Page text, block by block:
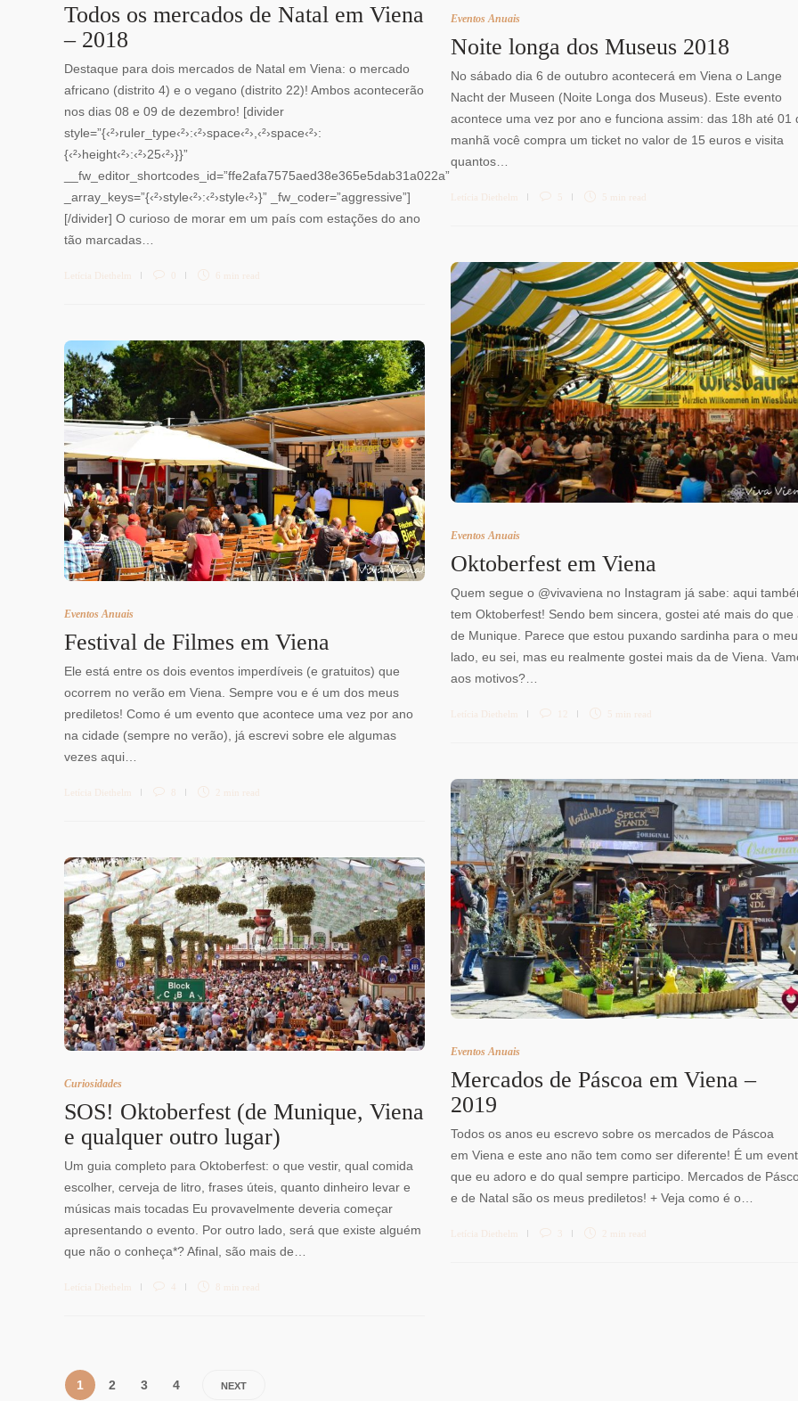
Todos os mercados de Natal em Viena
– 2018
Destaque para dois mercados de Natal em Viena: o mercado
africano (distrito 4) e o vegano (distrito 22)! Ambos acontecerão
nos dias 08 e 09 de dezembro! [divider
style=”{‹²›ruler_type‹²›:‹²›space‹²›,‹²›space‹²›:
{‹²›height‹²›:‹²›25‹²›}}”
__fw_editor_shortcodes_id=”ffe2afa7575aed38e365e5dab31a022a”
_array_keys=”{‹²›style‹²›:‹²›style‹²›}” _fw_coder=”aggressive”]
[/divider] O curioso de morar em um país com estações do ano
tão marcadas…
Letícia Diethelm 0 6 min read
Eventos Anuais
Noite longa dos Museus 2018
No sábado dia 6 de outubro acontecerá em Viena o Lange
Nacht der Museen (Noite Longa dos Museus). Este evento
acontece uma vez por ano e funciona assim: das 18h até 01
manhã você compra um ticket no valor de 15 euros e visita
quantos…
Letícia Diethelm 5 5 min read
Eventos Anuais
Oktoberfest em Viena
Quem segue o @vivaviena no Instagram já sabe: aqui
tem Oktoberfest! Sendo bem sincera, gostei até mais do que
de Munique. Parece que estou puxando sardinha para o meu
lado, eu sei, mas eu realmente gostei mais da de Viena.
aos motivos?…
Letícia Diethelm 12 5 min read
Eventos Anuais
Festival de Filmes em Viena
Ele está entre os dois eventos imperdíveis (e gratuitos) que
ocorrem no verão em Viena. Sempre vou e é um dos meus
prediletos! Como é um evento que acontece uma vez por ano
na cidade (sempre no verão), já escrevi sobre ele algumas
vezes aqui…
Letícia Diethelm 8 2 min read
Eventos Anuais
Mercados de Páscoa em Viena –
2019
Todos os anos eu escrevo sobre os mercados de Páscoa
em Viena e este ano não tem como ser diferente! É um
que eu adoro e do qual sempre participo. Mercados de
e de Natal são os meus prediletos! + Veja como é o…
Letícia Diethelm 3 2 min read
Curiosidades
SOS! Oktoberfest (de Munique, Viena
e qualquer outro lugar)
Um guia completo para Oktoberfest: o que vestir, qual comida
escolher, cerveja de litro, frases úteis, quanto dinheiro levar e
músicas mais tocadas Eu provavelmente deveria começar
apresentando o evento. Por outro lado, será que existe alguém
que não o conheça*? Afinal, são mais de…
Letícia Diethelm 4 8 min read
1 2 3 4 NEXT